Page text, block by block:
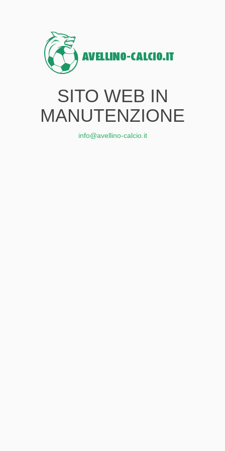
SITO WEB IN
MANUTENZIONE
info@avellino-calcio.it